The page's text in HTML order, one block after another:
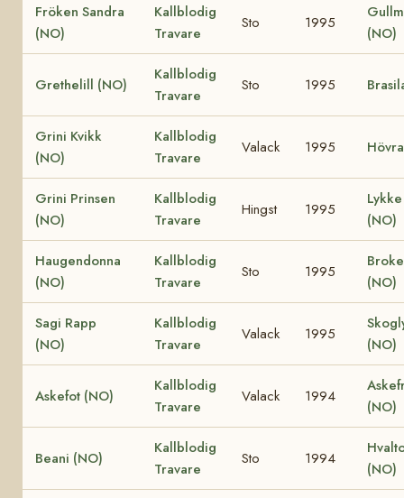
Fröken Sandra
(NO)
Kallblodig
Travare
Sto 1995
(NO)
Grethelill (NO)
Kallblodig
Travare
Sto 1995
Grini Kvikk
(NO)
Kallblodig
Travare
Valack 1995
Grini Prinsen
(NO)
Kallblodig
Travare
Hingst 1995
(NO)
Haugendonna
(NO)
Kallblodig
Travare
Sto 1995
(NO)
Sagi Rapp
(NO)
Kallblodig
Travare
Valack 1995
(NO)
Askefot (NO)
Kallblodig
Travare
Valack 1994
(NO)
Beani (NO)
Kallblodig
Travare
Sto 1994
(NO)